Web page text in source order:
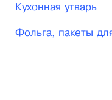
Кухонная утварь
Фольга, пакеты